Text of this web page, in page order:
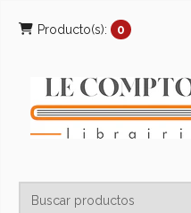
Producto(s): 0